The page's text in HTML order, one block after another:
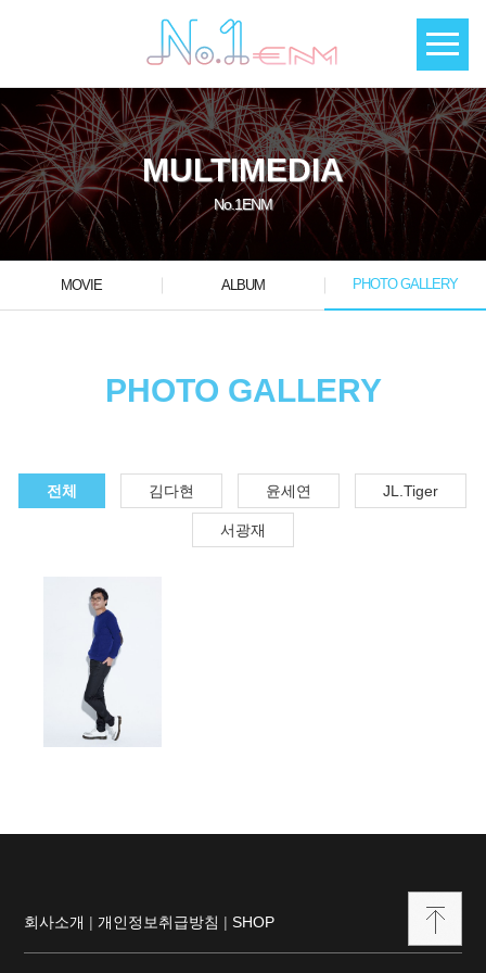
MULTIMEDIA
No.1ENM
MOVIE ALBUM PHOTO GALLERY
PHOTO GALLERY
전체 김다현 윤세연 JL.Tiger
서광재
회사소개 |개인정보취급방침 |SHOP